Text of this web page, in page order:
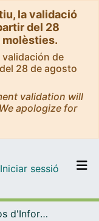
la validació
del 28
molèsties.
de
28 de agosto
validation will
apologize for
tot el DD
Iniciar sessió (current)
RIDOC (Recursos d'Informació per a la docència)